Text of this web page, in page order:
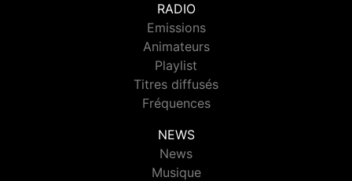
RADIO
Emissions
Animateurs
Playlist
Titres diffusés
Fréquences
NEWS
News
Musique